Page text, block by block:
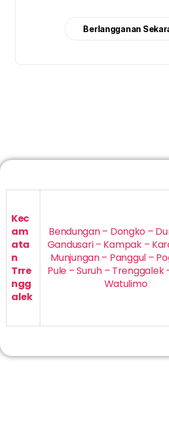
Berlangganan
Kec
am
ata
n
Trre
ngg
alek
Bendungan – Dongko –
Gandusari – Kampak –
Munjungan – Panggul –
Pule – Suruh – Trenggalek
Watulimo